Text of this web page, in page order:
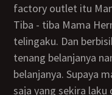
factory outlet itu
Tiba - tiba Mama Hermin mendekatkan mulutnya ke
telingaku. Dan
tenang belanjanya
belanjanya. Supaya
saja yang sekira